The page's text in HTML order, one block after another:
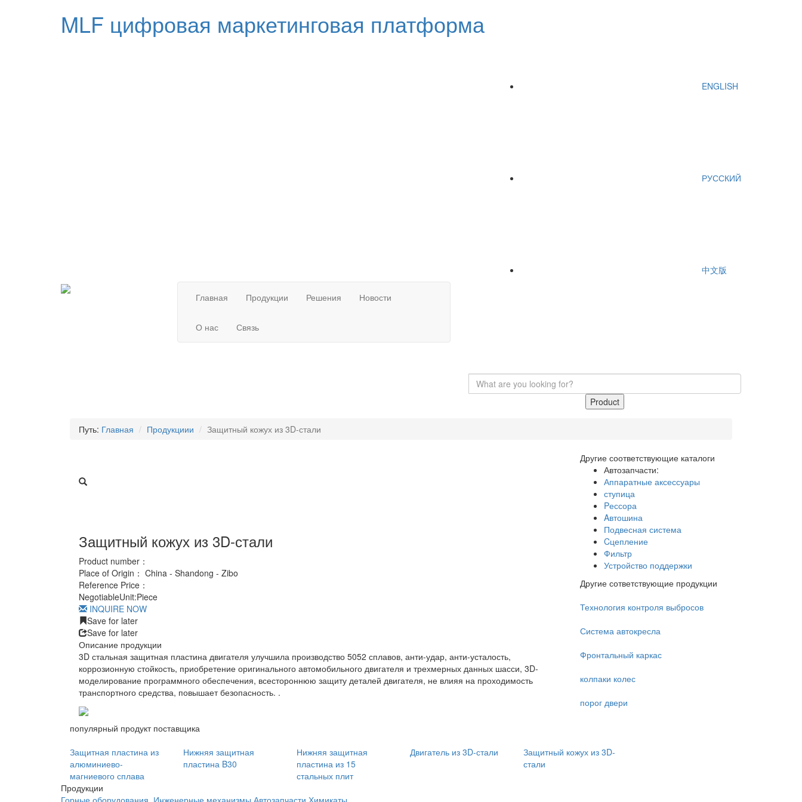
MLF цифровая маркетинговая платформа
ENGLISH
РУССКИЙ
中文版
Главная Продукции Решения Новости
О нас Связь
Product
Путь: Главная Продукциии Защитный кожух из 3D-стали
Защитный кожух из 3D-стали
Product number：
Place of Origin： China - Shandong - Zibo
Reference Price：
NegotiableUnit:Piece
INQUIRE NOW
Save for later
Save for later
Описание продукции
3D стальная защитная пластина двигателя улучшила производство 5052 сплавов, анти-удар, анти-усталость,
коррозионную стойкость, приобретение оригинального автомобильного двигателя и трехмерных данных шасси, 3D-
моделирование программного обеспечения, всестороннюю защиту деталей двигателя, не влияя на проходимость
транспортного средства, повышает безопасность. .
Другие соответствующие каталоги
Автозапчасти:
Аппаратные аксессуары
ступица
Pессора
Aвтошина
Подвесная система
Cцепление
Фильтр
Устройство поддержки
Другие сответствующие продукции
Технология контроля выбросов
Система автокресла
Фронтальный каркас
колпаки колес
порог двери
популярный продукт поставщика
Защитная пластина из
алюминиево-
магниевого сплава
Нижняя защитная
пластина B30
Нижняя защитная
пластина из 15
стальных плит
Двигатель из 3D-стали
Защитный кожух из 3D-
стали
Продукции